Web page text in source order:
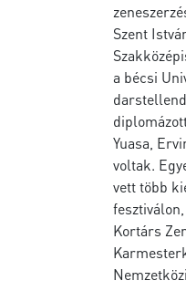
Szent
a bécsi
Yuasa,
voltak.
vett több
Kortárs